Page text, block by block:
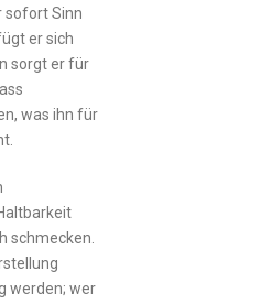
sofort Sinn
er sich
sorgt er für
was ihn für
schmecken.
werden; wer